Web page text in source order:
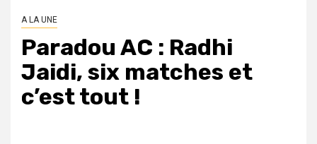
A LA UNE
Paradou AC : Radhi
Jaidi, six matches et
c’est tout !